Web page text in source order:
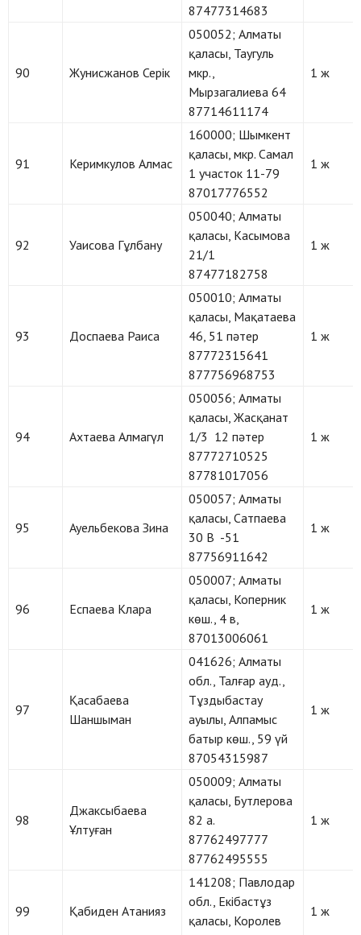
87477314683
90 Жунисжанов Серік
050052; Алматы
қаласы, Таугуль
мкр.,
Мырзагалиева 64
87714611174
1 ж
91 Керимкулов Алмас
160000; Шымкент
қаласы, мкр. Самал
1 участок 11-79
87017776552
1 ж
92 Уаисова Гұлбану
050040; Алматы
қаласы, Касымова
21/1
87477182758
1 ж
93 Доспаева Раиса
050010; Алматы
қаласы, Мақатаева
46, 51 пәтер
87772315641
877756968753
1 ж
94 Ахтаева Алмагүл
050056; Алматы
қаласы, Жасқанат
1/3 12 пәтер
87772710525
87781017056
1 ж
95 Ауельбекова Зина
050057; Алматы
қаласы, Сатпаева
30 В -51
87756911642
1 ж
96 Еспаева Клара
050007; Алматы
қаласы, Коперник
көш., 4 в,
87013006061
1 ж
97
Қасабаева
Шаншыман
041626; Алматы
обл., Талғар ауд.,
Тұздыбастау
ауылы, Алпамыс
батыр көш., 59 үй
87054315987
1 ж
98
Джаксыбаева
Ұлтуған
050009; Алматы
қаласы, Бутлерова
82 а.
87762497777
87762495555
1 ж
99 Қабиден Атанияз
141208; Павлодар
обл., Екібастұз
қаласы, Королев
1 ж